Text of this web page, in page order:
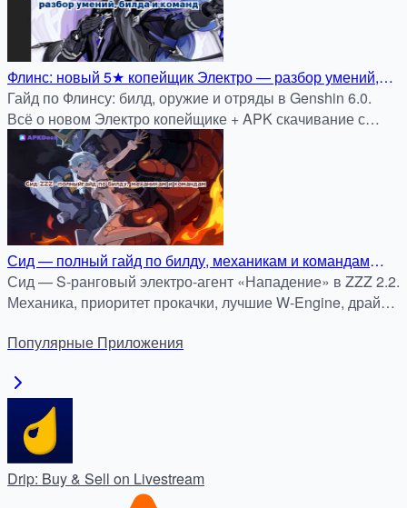
Флинс: новый 5★ копейщик Электро — разбор умений,
билда и команд
Гайд по Флинсу: билд, оружие и отряды в Genshin 6.0.
Всё о новом Электро копейщике + APK скачивание с
apkdock.com.
Сид — полный гайд по билду, механикам и командам
(Zenless Zone Zero, версия 2.2)
Сид — S-ранговый электро-агент «Нападение» в ZZZ 2.2.
Механика, приоритет прокачки, лучшие W-Engine, драйв-
Популярные Приложения
Drip: Buy & Sell on Livestream